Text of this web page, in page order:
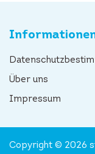
Über uns
Impressum
Copyright © 2026